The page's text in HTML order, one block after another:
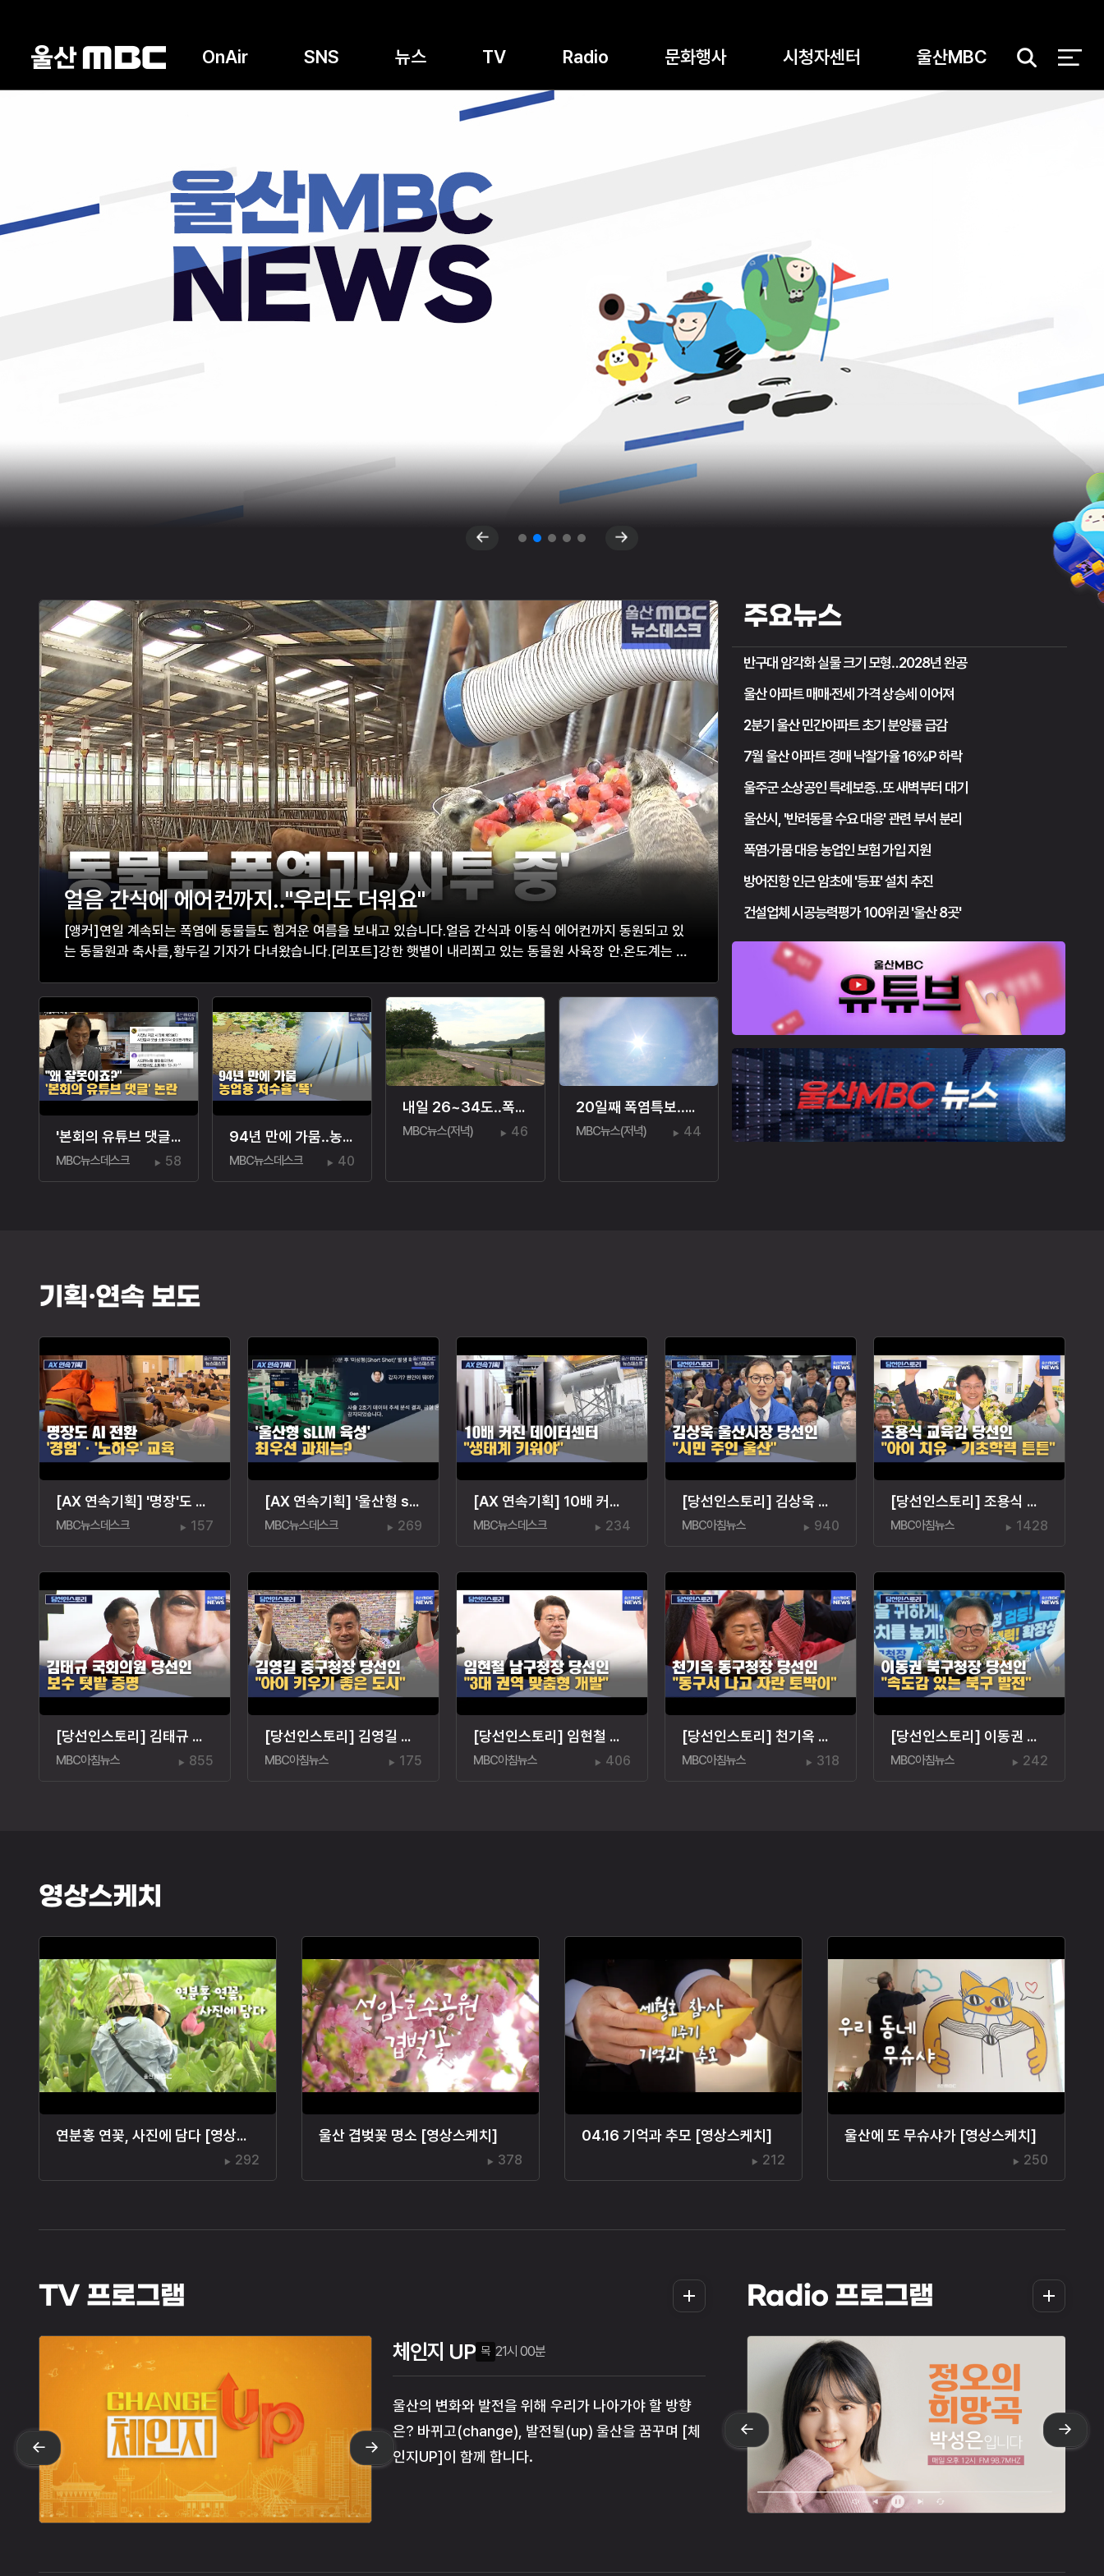
OnAir SNS 뉴스 TV Radio 문화행사 시청자센터 울산MBC
검
주요뉴스
얼음 간식에 에어컨까지‥"우리도 더워요"
[앵커]연일 계속되는 폭염에 동물들도 힘겨운 여름을 보내고 있습니다.얼음 간식과 이동식 에어컨까지 동원되고 있
는 동물원과 축사를,황두길 기자가 다녀왔습니다.[리포트]강한 햇볕이 내리쬐고 있는 동물원 사육장 안.온도계는 바
'본회의 유튜브 댓글' 논란.."왜 잘못이죠?"
MBC뉴스데스크 58
94년 만에 가뭄‥농업용 저수율 '뚝'
MBC뉴스데스크 40
내일 26~34도‥폭염·열대야주의보
MBC뉴스(저녁) 46
20일째 폭염특보‥온열질환자 110명
MBC뉴스(저녁) 44
반구대 암각화 실물 크기 모형‥2028년 완공
울산 아파트 매매·전세 가격 상승세 이어져
2분기 울산 민간아파트 초기 분양률 급감
7월 울산 아파트 경매 낙찰가율 16%P 하락
울주군 소상공인 특례보증‥또 새벽부터 대기
울산시, '반려동물 수요 대응' 관련 부서 분리
폭염·가뭄 대응 농업인 보험 가입 지원
방어진항 인근 암초에 '등표' 설치 추진
건설업체 시공능력평가 100위권 '울산 8곳'
기획·연속 보도
[AX 연속기획] '명장'도 AI 전환‥"경험·노하우도 교육"
MBC뉴스데스크 157
[AX 연속기획] '울산형 sLLM 육성' 최우선 과제는?
MBC뉴스데스크 269
[AX 연속기획] 10배 커진 데이터센터 "생태계 키워야"
MBC뉴스데스크 234
[당선인스토리] 김상욱 울산시장 당선인 "시민 주인 울산"
MBC아침뉴스 940
[당선인스토리] 조용식 교육감 당선인‥"아이 치유"
MBC아침뉴스 1428
[당선인스토리] 김태규 국회의원 당선인‥"울산 발전"
MBC아침뉴스 855
[당선인스토리] 김영길 중구청장 당선인 "아이 키우기 좋은 도시"
MBC아침뉴스 175
[당선인스토리] 임현철 남구청장 당선인‥"권역 개발"
MBC아침뉴스 406
[당선인스토리] 천기옥 동구청장 당선인 "동구 토박이"
MBC아침뉴스 318
[당선인스토리] 이동권 북구청장 당선인 "경험은 힘"
MBC아침뉴스 242
영상스케치
연분홍 연꽃, 사진에 담다 [영상스케치]
292
울산 겹벚꽃 명소 [영상스케치]
378
04.16 기억과 추모 [영상스케치]
212
울산에 또 무슈샤가 [영상스케치]
250
TV 프로그램
체인지 UP 목 21시 00분
울산의 변화와 발전을 위해 우리가 나아가야 할 방향
은? 바뀌고(change), 발전될(up) 울산을 꿈꾸며 [체
인지UP]이 함께 합니다.
목 18시 05분
화 수 18시 05분
더
보
Radio 프로그램
더
보
기